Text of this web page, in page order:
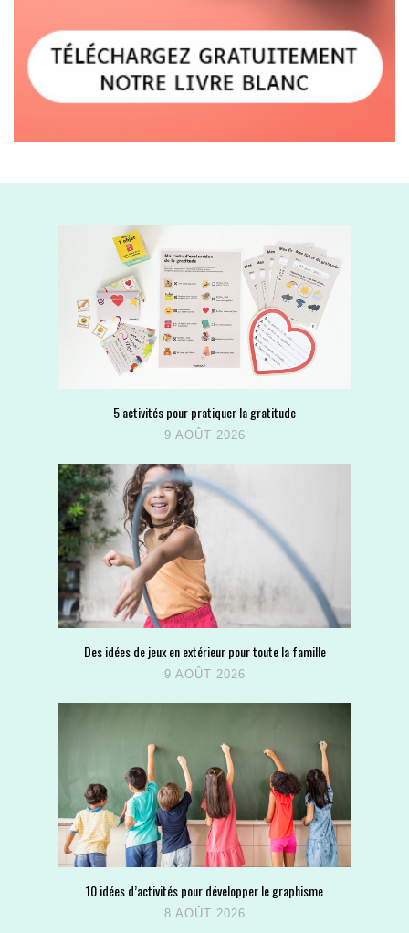
5 activités pour pratiquer la gratitude
9 AOÛT 2026
Des idées de jeux en extérieur pour toute la famille
9 AOÛT 2026
10 idées d’activités pour développer le graphisme
8 AOÛT 2026